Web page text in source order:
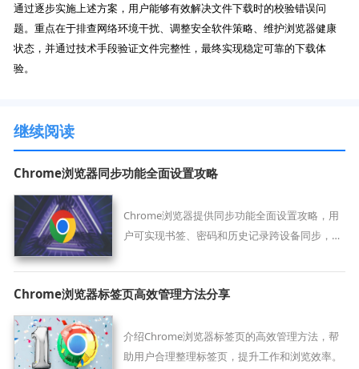
通过逐步实施上述方案，用户能够有效解决文件下载时的校验错误问
题。重点在于排查网络环境干扰、调整安全软件策略、维护浏览器健康
状态，并通过技术手段验证文件完整性，最终实现稳定可靠的下载体
验。
继续阅读
Chrome浏览器同步功能全面设置攻略
Chrome浏览器提供同步功能全面设置攻略，用
户可实现书签、密码和历史记录跨设备同步，提
Chrome浏览器标签页高效管理方法分享
介绍Chrome浏览器标签页的高效管理方法，帮
助用户合理整理标签页，提升工作和浏览效率。